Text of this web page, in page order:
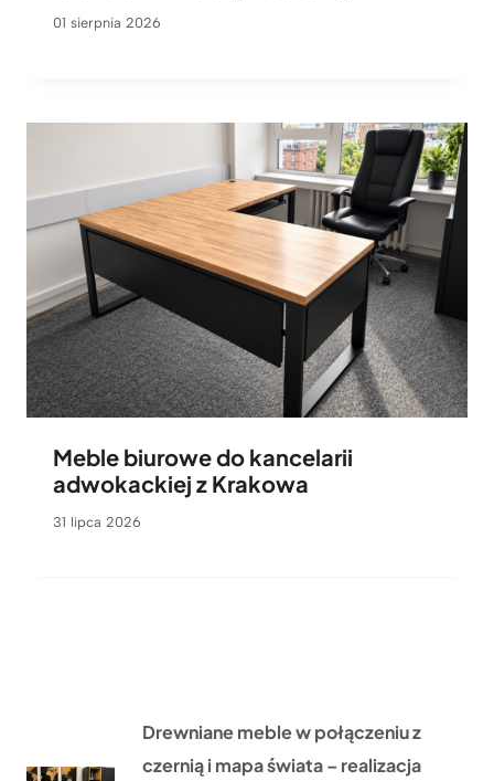
01 sierpnia 2026
Meble biurowe do kancelarii
adwokackiej z Krakowa
31 lipca 2026
Drewniane meble w połączeniu z
czernią i mapa świata – realizacja